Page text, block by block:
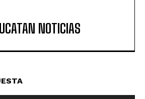
NOTICIAS